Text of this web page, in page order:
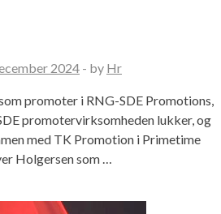
2024 - by Hr
promoter i RNG-SDE Promotions,
promotervirksomheden lukker, og
med TK Promotion i Primetime
Holgersen som …